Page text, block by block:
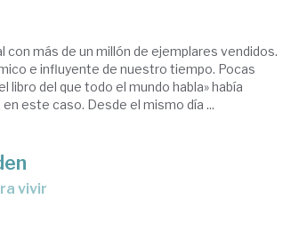
más de un millón de ejemplares vendidos.
e influyente de nuestro tiempo. Pocas
libro del que todo el mundo habla» había
este caso. Desde el mismo día ...
vivir